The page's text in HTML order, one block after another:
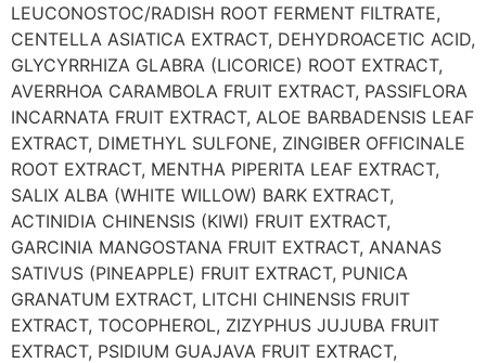
LEUCONOSTOC/RADISH ROOT FERMENT FILTRATE,
CENTELLA ASIATICA EXTRACT, DEHYDROACETIC ACID,
GLYCYRRHIZA GLABRA (LICORICE) ROOT EXTRACT,
AVERRHOA CARAMBOLA FRUIT EXTRACT, PASSIFLORA
INCARNATA FRUIT EXTRACT, ALOE BARBADENSIS LEAF
EXTRACT, DIMETHYL SULFONE, ZINGIBER OFFICINALE
ROOT EXTRACT, MENTHA PIPERITA LEAF EXTRACT,
SALIX ALBA (WHITE WILLOW) BARK EXTRACT,
ACTINIDIA CHINENSIS (KIWI) FRUIT EXTRACT,
GARCINIA MANGOSTANA FRUIT EXTRACT, ANANAS
SATIVUS (PINEAPPLE) FRUIT EXTRACT, PUNICA
GRANATUM EXTRACT, LITCHI CHINENSIS FRUIT
EXTRACT, TOCOPHEROL, ZIZYPHUS JUJUBA FRUIT
EXTRACT, PSIDIUM GUAJAVA FRUIT EXTRACT,